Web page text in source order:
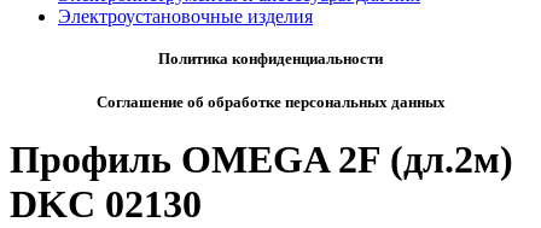
Электроустановочные изделия
Политика конфиденциальности
Соглашение об обработке персональных данных
Профиль OMEGA 2F (дл.2м)
DKC 02130